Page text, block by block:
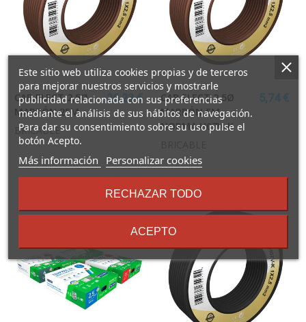
CAB.ELECT 2,5Ø
MARRÓN 25M
26,23 €
BRICABLE
CAB.ELECT 2,5Ø
MARRÓN 5M.
NORMA H07V-K
Este sitio web utiliza cookies propias y de terceros
para mejorar nuestros servicios y mostrarle
publicidad relacionada con sus preferencias
mediante el análisis de sus hábitos de navegación.
Para dar su consentimiento sobre su uso pulse el
botón Acepto.
Más información
sobre
términos
condiciones
Personalizar cookies
RECHAZAR TODO
ACEPTO